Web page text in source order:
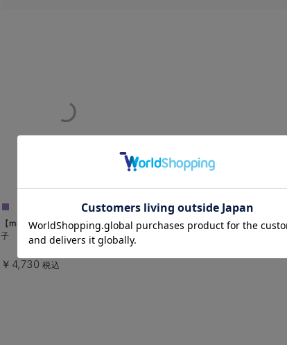
【mocmof】袴ロンパース 男の
子 女の子
￥4,730 税込
お気に入り商品を確認する